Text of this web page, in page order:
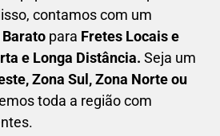
contamos com um
para Fretes Locais e
e Longa Distância. Seja um
Zona Sul, Zona Norte ou
toda a região com